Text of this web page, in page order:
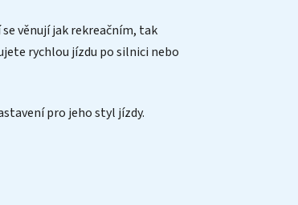
věnují jak rekreačním, tak
rychlou jízdu po silnici nebo
pro jeho styl jízdy.